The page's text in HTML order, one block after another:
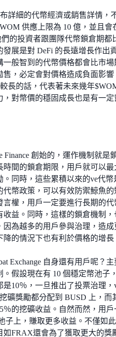
詳細的代幣經濟或銷售詳情，
供應上限為 10 億，並且會
的投資者跟團隊代幣鎖倉期都
展是對 DeFi 的長遠增長作出
一般智到的代幣價格都會比市場
售，必定會對價格造成負面影響
長的話，代表著未來幾年
，對幣價的穩固成長也是有一定
Finance 創始的，運作機制就是
間的鎖倉期限，用戶就可以最
同時，這些累積以來的ve代幣
代幣政策，可以有效防禦鯨魚的
權，用戶一定要進行長期的代
收益。同時，這樣的鎖倉機制，
因為越多的用戶參與治理，造成
降的情況下也有利於價格的增長
Exchange 自身還有用戶呢？
假設現在有 10 個穩定幣池子
10％，一旦推出了投票治理，
礦獎勵都分配到 BUSD 上，而
％的挖礦收益。自然而然，用戶
子上，賺取更多收益。不僅如
如FRAX還會為了獲取更大的獎